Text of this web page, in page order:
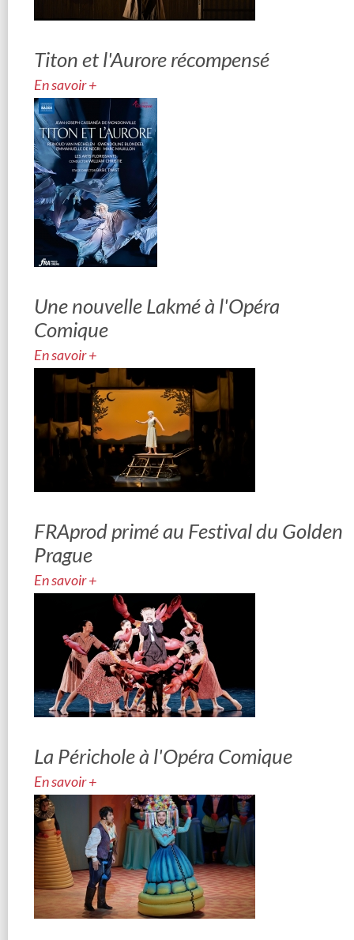
Titon et l'Aurore récompensé
En savoir +
Une nouvelle Lakmé à l'Opéra
Comique
En savoir +
FRAprod primé au Festival du Golden
Prague
En savoir +
La Périchole à l'Opéra Comique
En savoir +